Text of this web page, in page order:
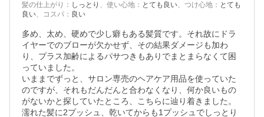
髪の仕上がり ： しっとり 、 使い心地 ： とても良い、 つけ心地 ： とても
良い、 コスパ ： 良い
多め、太め、硬めで少し癖もある髪質です。それ故にドラ
イヤーでのブローが欠かせず、その結果ダメージも加わ
り、プラス加齢によるパサつきもありでまとまらなくて困
っていました。
いままでずっと、サロン専売のヘアケア用品を使っていた
のですが、それもだんだんと合わなくなり、何か良いもの
がないかと探していたところ、こちらに辿り着きました。
濡れた髪に2プッシュ、乾いてからも1プッシュでしっとり